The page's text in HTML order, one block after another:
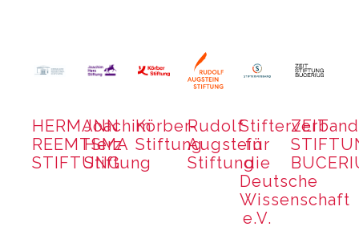
HERMANN
REEMTSMA
STIFTUNG
Joachim
Herz
Stiftung
Körber-
Stiftung
Rudolf
Augstein
Stiftung
Stifterverband
für
die
Deutsche
Wissenschaft
e.V.
ZEIT